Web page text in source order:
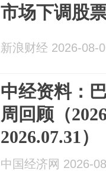
市场下调股
新浪财经 2026-08-
中经资料：
周回顾（
2026.07.31）
中国经济网 2026-